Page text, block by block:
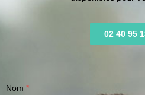
02 40 95
Nom